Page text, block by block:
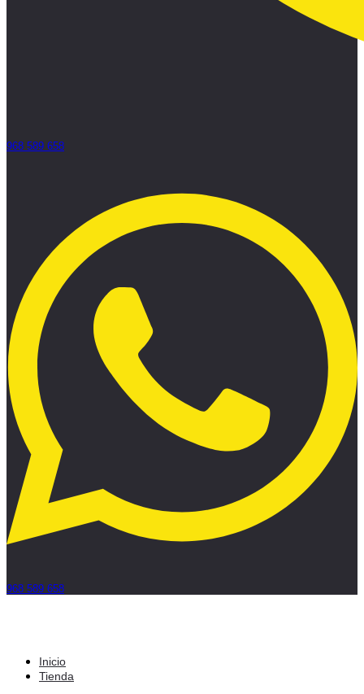
968 589 658
968 589 658
Inicio
Tienda